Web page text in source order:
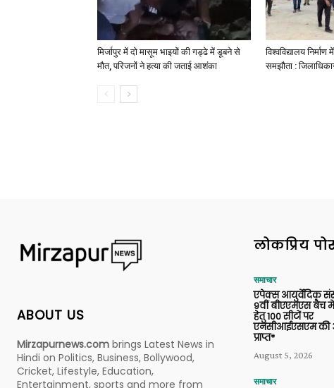
मिर्जापुर में दो मासूम भाइयों की गड्ढे में डूबने से
मौत, परिजनों ने हत्या की जताई आशंका
विश्वविद्यालय
समझौता :
ABOUT US
Mirzapurnews.com brings Latest News in
Hindi on Politics, Business, Bollywood,
Cricket, Lifestyle, Education,
Entertainment, sports and more from
लोकप्रिय
समाचार
एपेक्स आयुर्वेदिक
9वीं बीएएमएस बैच
हेतु 100 सीटों पर
एनसीआईएसएम की
प्राप्त*
August 5, 2026
समाचार